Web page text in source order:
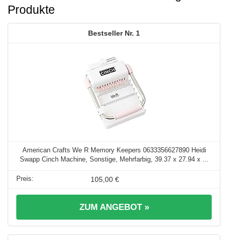
Produkte
1
American Crafts We R Memory Keepers 0633356627890 Heidi
Swapp Cinch Machine, Sonstige, Mehrfarbig, 39.37 x 27.94 x ...
105,00 €
ZUM ANGEBOT »